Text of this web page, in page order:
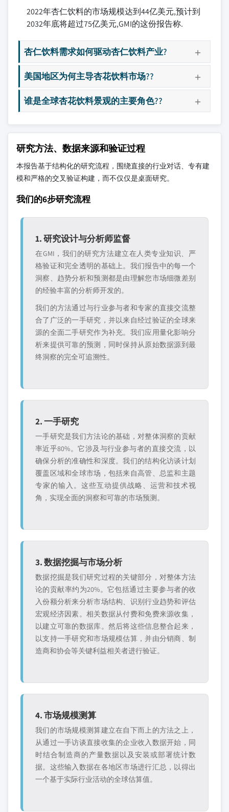
2022年杏仁饮料的市场规模达到44亿美元,预计到
2032年底将超过75亿美元,GMI的这份报告称.
杏仁饮料需求如何驱动杏仁饮料产业?
美国地区为何主导杏花饮料市场??
谁是全球杏花饮料景观的主要角色??
研究方法、数据来源和验证过程
本报告基于结构化的研究流程，围绕直接的行业对话、专有建
模和严格的交叉验证构建，而不仅仅是桌面研究。
我们的6步研究流程
1. 研究设计与分析师监督
在GMI，我们的研究方法建立在人类专业知识、严
格验证和完全透明的基础上。我们报告中的每一个
洞察、趋势分析和预测都是由理解您市场细微差别
的经验丰富的分析师开发的。
我们的方法通过与行业参与者和专家的直接交流整
合了广泛的一手研究，并以来自经过验证的全球来
源的全面二手研究作为补充。我们应用量化影响分
析来提供可靠的预测，同时保持从原始数据源到最
终洞察的完全可追溯性。
2. 一手研究
一手研究是我们方法论的基础，对整体洞察的贡献
率近乎80%。它涉及与行业参与者的直接交流，以
确保分析的准确性和深度。我们的结构化访谈计划
覆盖区域和全球市场，包括来自高管、总监和主题
专家的输入。这些互动提供战略、运营和技术视
角，实现全面的洞察和可靠的市场预测。
3. 数据挖掘与市场分析
数据挖掘是我们研究过程的关键部分，对整体方法
论的贡献率约为20%。它包括通过主要参与者的收
入份额分析来分析市场结构、识别行业趋势和评估
宏观经济因素。相关数据从付费和免费来源收集，
以建立可靠的数据库。然后将这些信息整合起来，
以支持一手研究和市场规模估算，并由分销商、制
造商和协会等关键利益相关者进行验证。
4. 市场规模测算
我们的市场规模测算建立在自下而上的方法之上，
从通过一手访谈直接收集的企业收入数据开始，同
时结合制造商的产量数据以及安装或部署统计数
据。这些输入数据在各地区市场进行汇总，以得出
一个基于实际行业活动的全球估算值。